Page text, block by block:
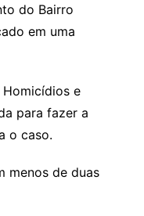
do Bairro
em uma
Homicídios e
para fazer a
o caso.
menos de duas